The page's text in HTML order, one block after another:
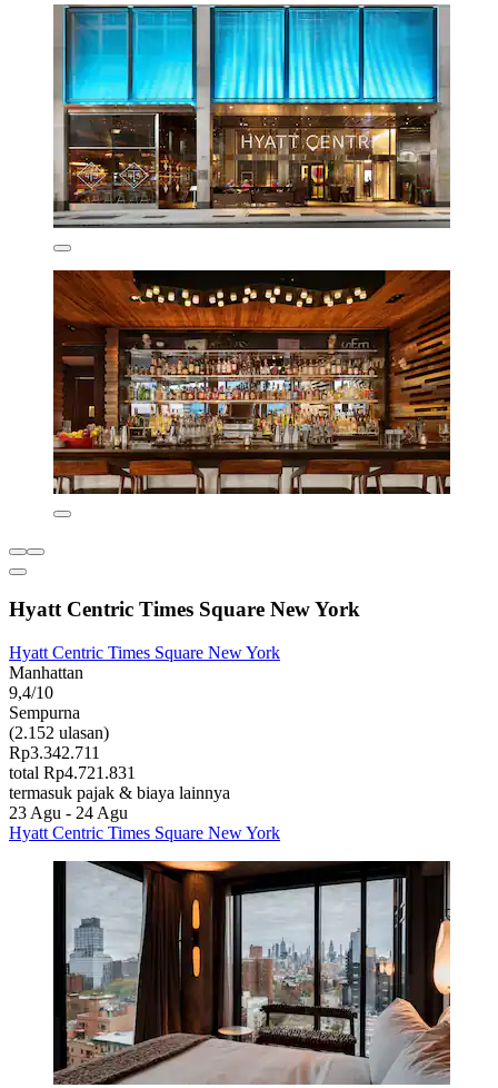
Hyatt Centric Times Square New York
Hyatt Centric Times Square New York
Manhattan
9,4/10
Sempurna
(2.152 ulasan)
Rp3.342.711
total Rp4.721.831
termasuk pajak & biaya lainnya
23 Agu - 24 Agu
Hyatt Centric Times Square New York